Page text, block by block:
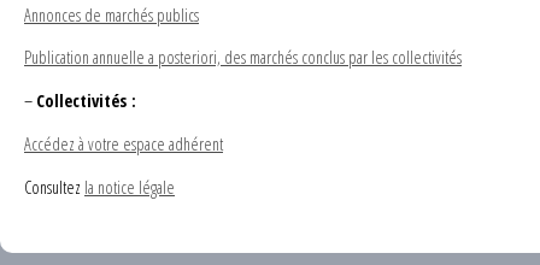
Annonces de marchés publics
Publication annuelle a posteriori, des marchés conclus par les collectivités
– Collectivités :
Accédez à votre espace adhérent
Consultez la notice légale